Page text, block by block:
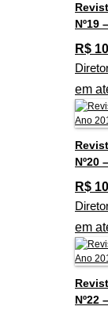
Nº19
R$
em
Nº20
R$
em
Nº22